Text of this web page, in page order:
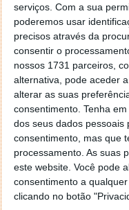
serviços. Com a sua
poderemos usar
precisos através da
consentir o
nossos 1731 parceiros,
alternativa, pode aceder
alterar as suas
consentimento. Tenha
dos seus dados pessoais
consentimento, mas que
processamento. As suas
este website. Você pode
consentimento a
clicando no botão
Vítor M.
@Reporter
Desculpa mas o
o MSn
Responder
Vítor M.
7
@Rui
Tens de
janela iniciar e
rato faz
clica no botão
geral a opção